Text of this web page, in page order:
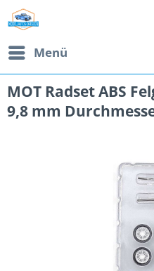
Menü
MOT Radset ABS
9,8 mm